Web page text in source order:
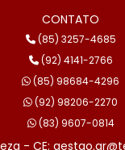
CONTATO
(85) 3257-4685
(92) 4141-2766
(85) 98684-4296
(92) 98206-2270
(83) 9607-0814
- CE: